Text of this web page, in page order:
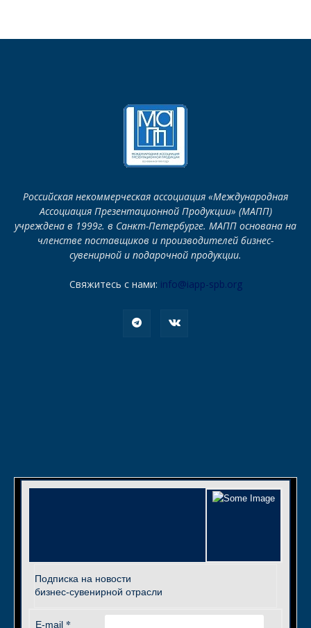
Российская некоммерческая ассоциация «Международная
Ассоциация Презентационной Продукции» (МАПП)
учреждена в 1999г. в Санкт-Петербурге. МАПП основана на
членстве поставщиков и производителей бизнес-
сувенирной и подарочной продукции.
Свяжитесь с нами: info@iapp-spb.org
Подписка на новости
бизнес-сувенирной отрасли
E-mail *